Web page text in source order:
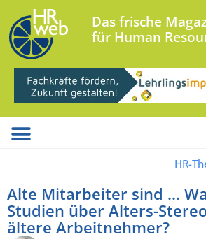
Das frische
für Human
HR-
Alte Mitarbeiter sind …
Studien über Alters-
ältere Arbeitnehmer?